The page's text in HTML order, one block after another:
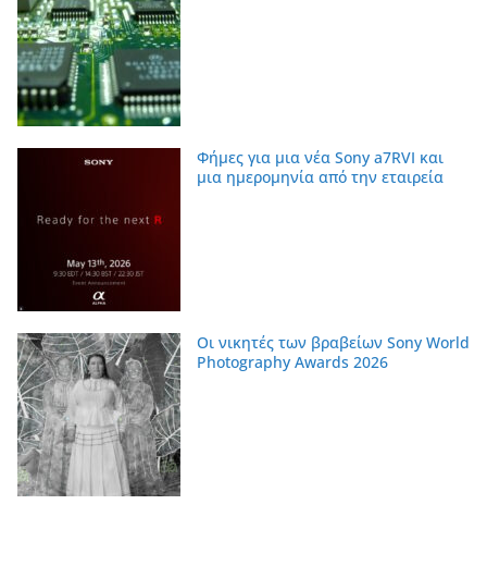
Φήμες για μια νέα Sony a7RVI και
μια ημερομηνία από την εταιρεία
Οι νικητές των βραβείων Sony World
Photography Awards 2026